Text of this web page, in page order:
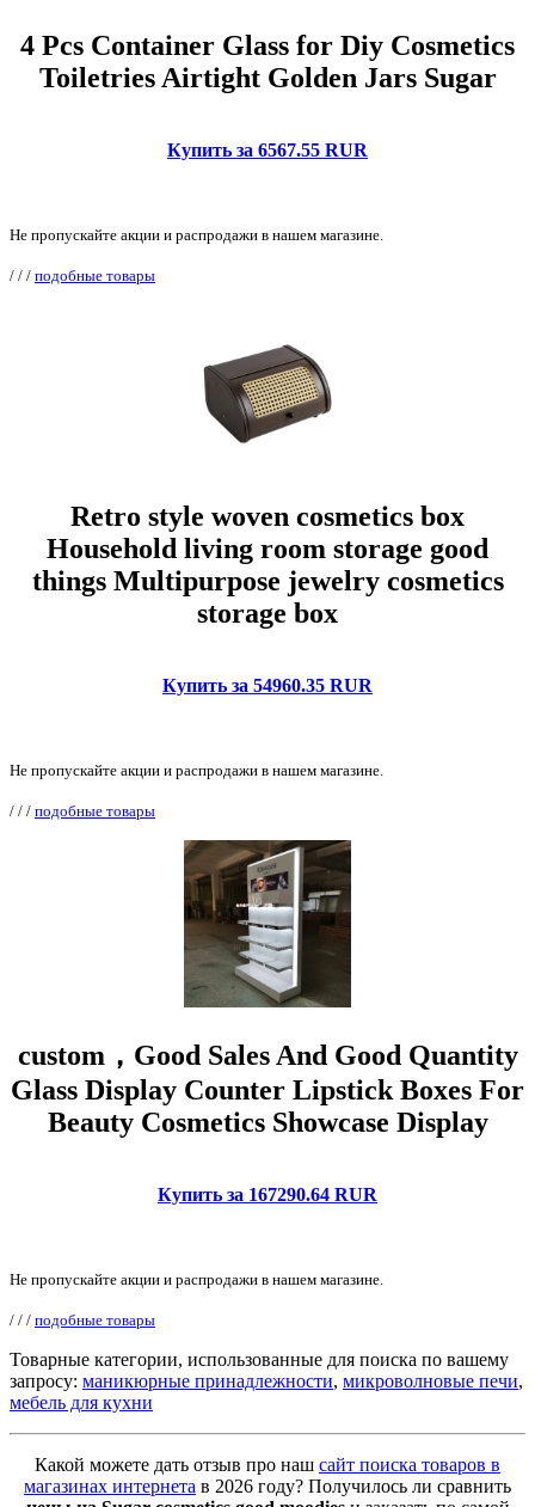
4 Pcs Container Glass for Diy Cosmetics
Toiletries Airtight Golden Jars Sugar
Купить за 6567.55 RUR
Не пропускайте акции и распродажи в нашем магазине.
/ / / подобные товары
Retro style woven cosmetics box
Household living room storage good
things Multipurpose jewelry cosmetics
storage box
Купить за 54960.35 RUR
Не пропускайте акции и распродажи в нашем магазине.
/ / / подобные товары
custom，Good Sales And Good Quantity
Glass Display Counter Lipstick Boxes For
Beauty Cosmetics Showcase Display
Купить за 167290.64 RUR
Не пропускайте акции и распродажи в нашем магазине.
/ / / подобные товары
Товарные категории, использованные для поиска по вашему
запросу: маникюрные принадлежности, микроволновые печи,
мебель для кухни
Какой можете дать отзыв про наш сайт поиска товаров в
магазинах интернета в 2026 году? Получилось ли сравнить